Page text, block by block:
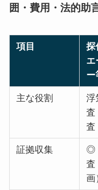
囲・費用・法的助
項目
探
エ
ー
主な役割
浮
査
査
証拠収集
◎
査
画